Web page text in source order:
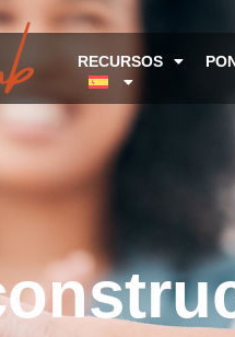
RECURSOS